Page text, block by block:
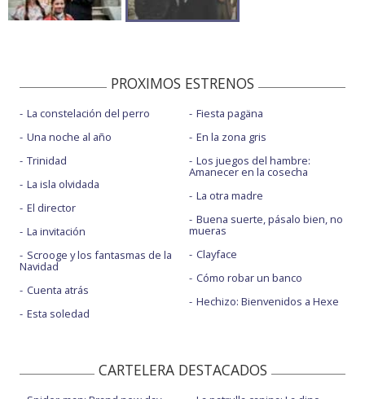
PROXIMOS ESTRENOS
La constelación del perro
Una noche al año
Trinidad
La isla olvidada
El director
La invitación
Scrooge y los fantasmas de la
Navidad
Cuenta atrás
Esta soledad
Fiesta pagäna
En la zona gris
Los juegos del hambre:
Amanecer en la cosecha
La otra madre
Buena suerte, pásalo bien, no
mueras
Clayface
Cómo robar un banco
Hechizo: Bienvenidos a Hexe
CARTELERA DESTACADOS